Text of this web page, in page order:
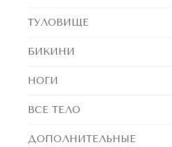
ТУЛОВИЩЕ
БИКИНИ
НОГИ
ВСЕ ТЕЛО
ДОПОЛНИТЕЛЬНЫЕ